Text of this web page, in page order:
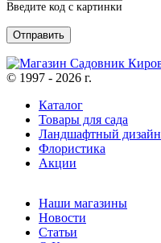
Введите код с картинки
© 1997 - 2026 г.
Каталог
Товары для сада
Ландшафтный дизайн
Флористика
Акции
Наши магазины
Новости
Статьи